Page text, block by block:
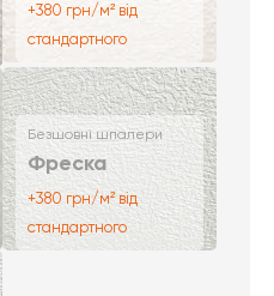
+380 грн/м² від
стандартного
Безшовні шпалери
Фреска
+380 грн/м² від
стандартного